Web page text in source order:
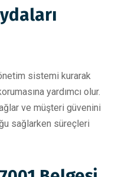
sistemi kurarak
yardımcı olur.
ve müşteri güvenini
sağlarken süreçleri